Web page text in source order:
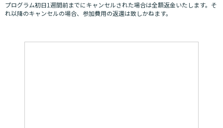
プログラム初日1週間前までにキャンセルされた場合は全額返金いたします。そ
れ以降のキャンセルの場合、参加費用の返還は致しかねます。